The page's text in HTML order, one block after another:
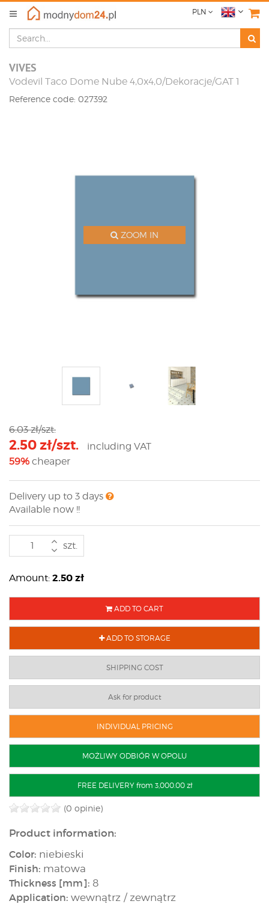
PLN
VIVES
Vodevil Taco Dome Nube 4,0x4,0/Dekoracje/GAT 1
Reference code: 027392
ZOOM IN
6.03 zł/szt.
2.50 zł/szt.
including VAT
59% cheaper
Delivery up to 3 days
Available now !!
szt.
Amount: 2.50zł
ADD TO CART
ADD TO STORAGE
SHIPPING COST
Ask for product
INDIVIDUAL PRICING
MOŻLIWY ODBIÓR W OPOLU
FREE DELIVERY from 3,000.00 zł
(0 opinie)
Product information:
Color: niebieski
Finish: matowa
Thickness [mm]: 8
Application: wewnątrz / zewnątrz